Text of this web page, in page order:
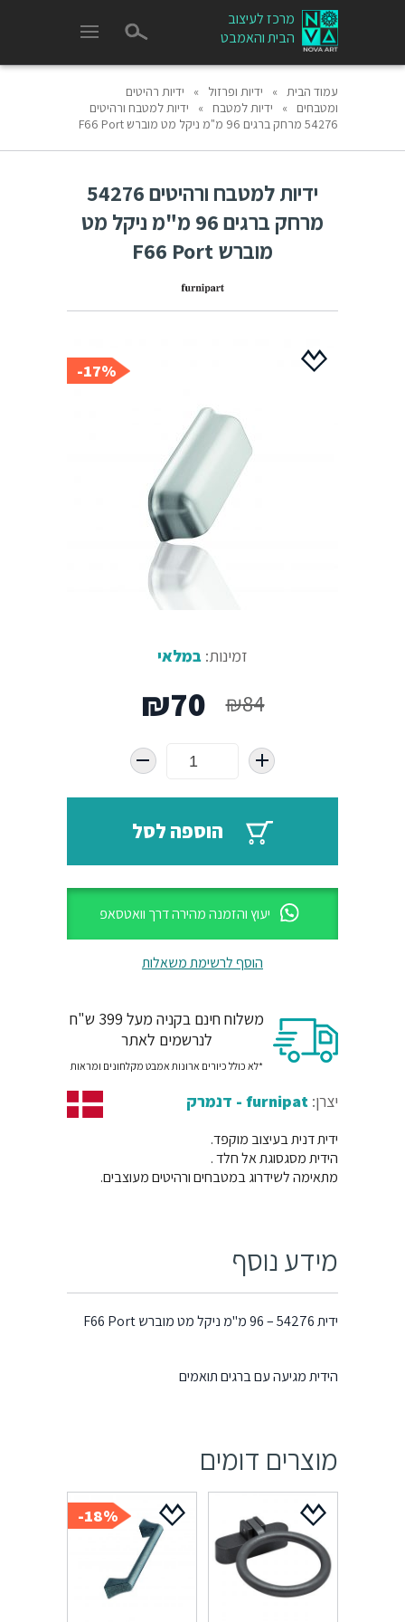
מרכז לעיצוב
הבית והאמבט
עמוד הבית » ידיות ופרזול »
ידיות רהיטים
ומטבחים
» ידיות למטבח »
ידיות למטבח ורהיטים
54276 מרחק ברגים 96 מ"מ ניקל מט מוברש F66 Port
ידיות למטבח ורהיטים 54276
מרחק ברגים 96 מ"מ ניקל מט
מוברש F66 Port
17%-
זמינות: במלאי
₪84
המחיר
המקורי
היה:
₪84.
₪70
הנוכחי
הוא:
₪70.הוספה לסל
יעוץ והזמנה מהירה דרך וואטסאפ
הוסף לרשימת משאלות
משלוח חינם בקניה מעל 399 ש"ח
לנרשמים לאתר
*לא כולל כיורים ארונות אמבט מקלחונים ומראות
יצרן: furnipat - דנמרק
ידית דנית בעיצוב מוקפד.
הידית מסגסוגת אל חלד .
מתאימה לשידרוג במטבחים ורהיטים מעוצבים.
מידע נוסף
ידית 54276 – 96 מ"מ ניקל מט מוברש F66 Port
הידית מגיעה עם ברגים תואמים
מוצרים דומים
18%-